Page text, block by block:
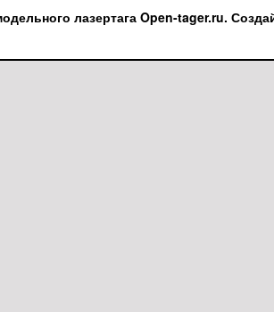
лазертага Open-tager.ru.